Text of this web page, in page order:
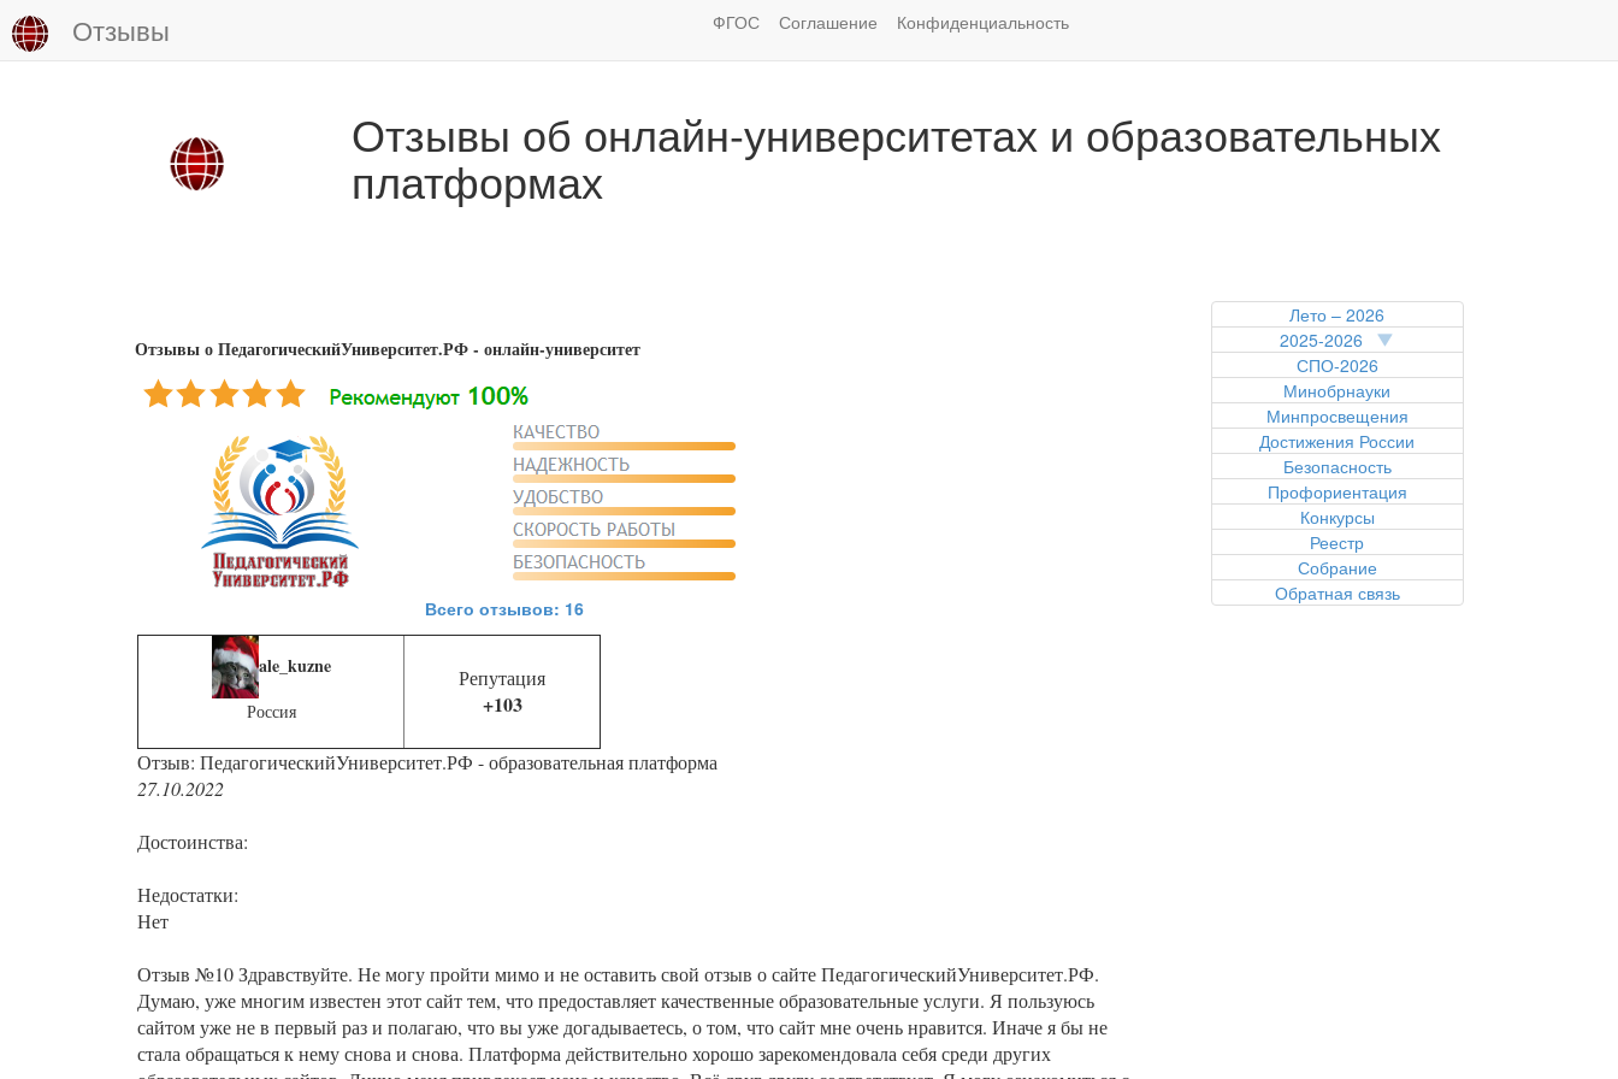
Отзывы ФГОС Соглашение Конфиденциальность
Отзывы об онлайн-университетах и образовательных
платформах
Отзывы о ПедагогическийУниверситет.РФ - онлайн-университет
Всего отзывов: 16
ale_kuzne
Россия
Репутация
+103
Отзыв: ПедагогическийУниверситет.РФ - образовательная платформа
27.10.2022
Достоинства:
Недостатки:
Нет
Отзыв №10 Здравствуйте. Не могу пройти мимо и не оставить свой отзыв о сайте ПедагогическийУниверситет.РФ.
Думаю, уже многим известен этот сайт тем, что предоставляет качественные образовательные услуги. Я пользуюсь
сайтом уже не в первый раз и полагаю, что вы уже догадываетесь, о том, что сайт мне очень нравится. Иначе я бы не
стала обращаться к нему снова и снова. Платформа действительно хорошо зарекомендовала себя среди других
Лето – 2026
2025-2026
СПО-2026
Минобрнауки
Минпросвещения
Достижения России
Безопасность
Профориентация
Конкурсы
Реестр
Собрание
Обратная связь